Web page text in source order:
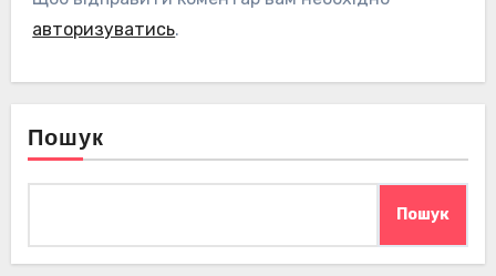
авторизуватись.
Пошук
Пошук